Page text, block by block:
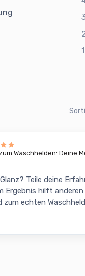
1
Waschhelden: Deine
Teile deine
Ergebnis hilft
zum echten